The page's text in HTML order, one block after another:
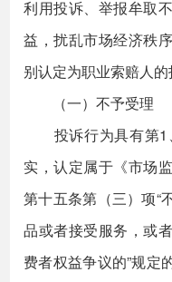
利用投诉、举报牟取
益，扰乱市场经济秩
别认定为职业索赔人
（一）不予受理
投诉行为具有第1
实，认定属于《市场
第十五条第（三）项“
品或者接受服务，或
费者权益争议的”规定